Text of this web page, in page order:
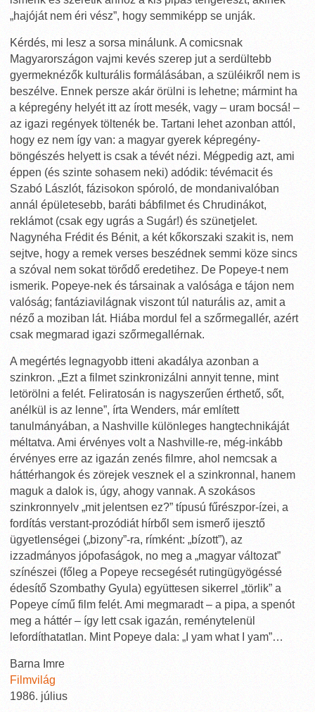
„hajóját nem éri vész”, hogy semmiképp se unják.
Kérdés, mi lesz a sorsa minálunk. A comicsnak
Magyarországon vajmi kevés szerep jut a serdültebb
gyermeknézők kulturális formálásában, a szüléikről nem is
beszélve. Ennek persze akár örülni is lehetne; mármint ha
a képregény helyét itt az írott mesék, vagy – uram bocsá! –
az igazi regények töltenék be. Tartani lehet azonban attól,
hogy ez nem így van: a magyar gyerek képregény-
böngészés helyett is csak a tévét nézi. Mégpedig azt, ami
éppen (és szinte sohasem neki) adódik: tévémacit és
Szabó Lászlót, fázisokon spóroló, de mondanivalóban
annál épületesebb, baráti bábfilmet és Chrudinákot,
reklámot (csak egy ugrás a Sugár!) és szünetjelet.
Nagynéha Frédit és Bénit, a két kőkorszaki szakit is, nem
sejtve, hogy a remek verses beszédnek semmi köze sincs
a szóval nem sokat törődő eredetihez. De Popeye-t nem
ismerik. Popeye-nek és társainak a valósága e tájon nem
valóság; fantáziavilágnak viszont túl naturális az, amit a
néző a moziban lát. Hiába mordul fel a szőrmegallér, azért
csak megmarad igazi szőrmegallérnak.
A megértés legnagyobb itteni akadálya azonban a
szinkron. „Ezt a filmet szinkronizálni annyit tenne, mint
letörölni a felét. Feliratosán is nagyszerűen érthető, sőt,
anélkül is az lenne”, írta Wenders, már említett
tanulmányában, a Nashville különleges hangtechnikáját
méltatva. Ami érvényes volt a Nashville-re, még-inkább
érvényes erre az igazán zenés filmre, ahol nemcsak a
háttérhangok és zörejek vesznek el a szinkronnal, hanem
maguk a dalok is, úgy, ahogy vannak. A szokásos
szinkronnyelv „mit jelentsen ez?” típusú fűrészpor-ízei, a
fordítás verstant-prozódiát hírből sem ismerő ijesztő
ügyetlenségei („bizony”-ra, rímként: „bízott”), az
izzadmányos jópofaságok, no meg a „magyar változat”
színészei (főleg a Popeye recsegését rutingügyögéssé
édesítő Szombathy Gyula) együttesen sikerrel „törlik” a
Popeye című film felét. Ami megmaradt – a pipa, a spenót
meg a háttér – így lett csak igazán, reménytelenül
lefordíthatatlan. Mint Popeye dala: „I yam what I yam”…
Barna Imre
Filmvilág
1986. július